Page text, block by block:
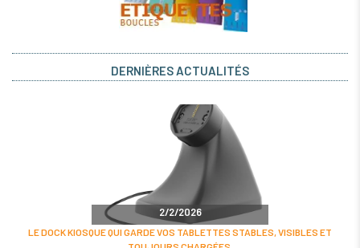
DERNIÈRES ACTUALITÉS
2/2/2026
LE DOCK KIOSQUE QUI GARDE VOS TABLETTES STABLES, VISIBLES ET